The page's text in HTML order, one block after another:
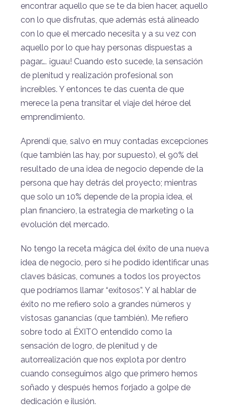
encontrar aquello que se te da bien hacer, aquello
con lo que disfrutas, que además está alineado
con lo que el mercado necesita y a su vez con
aquello por lo que hay personas dispuestas a
pagar…. ¡guau! Cuando esto sucede, la sensación
de plenitud y realización profesional son
increíbles. Y entonces te das cuenta de que
merece la pena transitar el viaje del héroe del
emprendimiento.
Aprendí que, salvo en muy contadas excepciones
(que también las hay, por supuesto), el 90% del
resultado de una idea de negocio depende de la
persona que hay detrás del proyecto; mientras
que solo un 10% depende de la propia idea, el
plan financiero, la estrategia de marketing o la
evolución del mercado.
No tengo la receta mágica del éxito de una nueva
idea de negocio, pero sí he podido identificar unas
claves básicas, comunes a todos los proyectos
que podríamos llamar “exitosos”. Y al hablar de
éxito no me refiero solo a grandes números y
vistosas ganancias (que también). Me refiero
sobre todo al ÉXITO entendido como la
sensación de logro, de plenitud y de
autorrealización que nos explota por dentro
cuando conseguimos algo que primero hemos
soñado y después hemos forjado a golpe de
dedicación e ilusión.